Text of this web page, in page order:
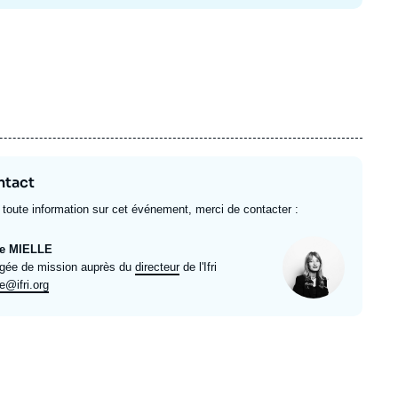
toute information sur cet événement, merci de contacter :
MIELLE
de mission auprès du directeurde l'Ifri